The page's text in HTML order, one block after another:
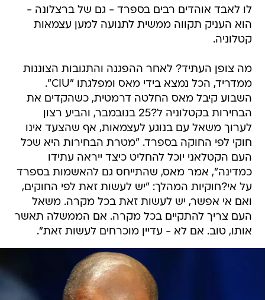
קטלוניה.
מה צופן העתיד? לאחר ההפגנה והתגובות הצוננות
השבוע קיבל מאס החלטה דרמטית, כשהקדים את
הבחירות בקטלוניה ל?25 בנובמבר, והביע רצון
לערוך משאל עם בנוגע לעצמאות, אף שהצעד אינו
חוקי לפי החוקה בספרד. "מטרת הבחירות היא שכל
העם הקטלאני יוכל להחליט כיצד ייראה עתידו
כמדינה", אמר מאס, שהתייחס גם להאשמות בספרד
על אי?חוקיות המהלך: "יש לעשות זאת לפי החוקים,
ואם אי אפשר, יש לעשות זאת בכל מקרה. משאל
העם צריך להתקיים בכל מקרה. אם הממשלה תאשר
אותו, טוב. אם לא - עדיין מוכרחים לעשות זאת".